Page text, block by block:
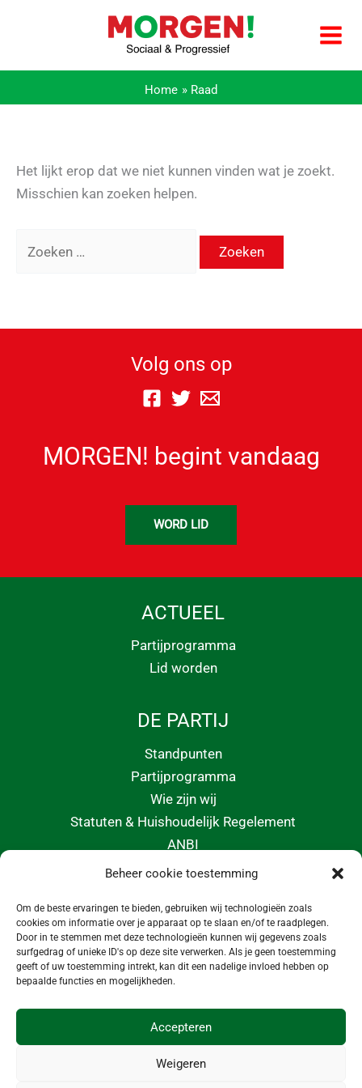
Beheer cookie toestemming
Om de beste ervaringen te bieden, gebruiken wij technologieën zoals
cookies om informatie over je apparaat op te slaan en/of te raadplegen.
Door in te stemmen met deze technologieën kunnen wij gegevens zoals
surfgedrag of unieke ID's op deze site verwerken. Als je geen toestemming
geeft of uw toestemming intrekt, kan dit een nadelige invloed hebben op
bepaalde functies en mogelijkheden.
Accepteren
Weigeren
Home Raad
Het lijkt erop dat we niet kunnen vinden wat je zoekt.
Misschien kan zoeken helpen.
naar:
Volg ons op
MORGEN! begint vandaag
WORD LID
ACTUEEL
Partijprogramma
Lid worden
DE PARTIJ
Standpunten
Partijprogramma
Wie zijn wij
Statuten & Huishoudelijk Regelement
ANBI
info@morgeninmedemblik.nl